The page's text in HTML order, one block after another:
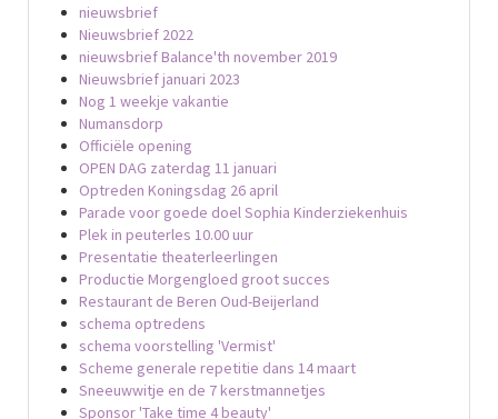
nieuwsbrief
Nieuwsbrief 2022
nieuwsbrief Balance'th november 2019
Nieuwsbrief januari 2023
Nog 1 weekje vakantie
Numansdorp
Officiële opening
OPEN DAG zaterdag 11 januari
Optreden Koningsdag 26 april
Parade voor goede doel Sophia Kinderziekenhuis
Plek in peuterles 10.00 uur
Presentatie theaterleerlingen
Productie Morgengloed groot succes
Restaurant de Beren Oud-Beijerland
schema optredens
schema voorstelling 'Vermist'
Scheme generale repetitie dans 14 maart
Sneeuwwitje en de 7 kerstmannetjes
Sponsor 'Take time 4 beauty'